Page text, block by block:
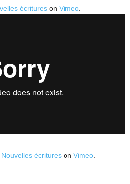
écritures on Vimeo
Nouvelles écritures on Vimeo.